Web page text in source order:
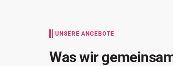
UNSERE ANGEBOTE
Was wir